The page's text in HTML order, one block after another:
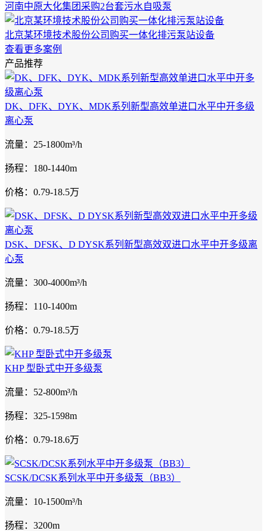
河南中原大化集团采购2台套污水自吸泵
北京某环境技术股份公司购买一体化排污泵站设备
查看更多案例
产品推荐
DK、DFK、DYK、MDK系列新型高效单进口水平中开多级
离心泵
流量：25-1800m³/h
扬程：180-1440m
价格：0.79-18.5万
DSK、DFSK、D DYSK系列新型高效双进口水平中开多级离
心泵
流量：300-4000m³/h
扬程：110-1400m
价格：0.79-18.5万
KHP 型卧式中开多级泵
流量：52-800m³/h
扬程：325-1598m
价格：0.79-18.6万
SCSK/DCSK系列水平中开多级泵（BB3）
流量：10-1500m³/h
扬程：3200m